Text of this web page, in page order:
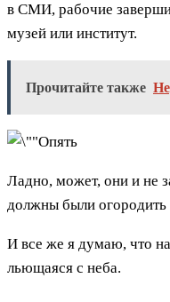
в СМИ, рабочие
музей или институт.
Прочитайте также
Ладно, может, они и не
должны были огородить
И все же я думаю, что
льющаяся с неба.